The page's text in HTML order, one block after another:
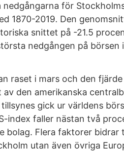
för
1870-2019. Den
snittet på -21.5
nedgången på börsen
raset i mars och den
den amerikanska
gick ur världens
index faller nästan två
bolag. Flera faktorer bidrar
utan även övriga